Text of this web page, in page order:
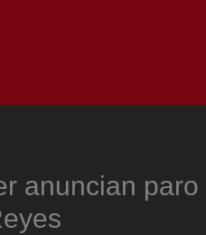
anuncian paro